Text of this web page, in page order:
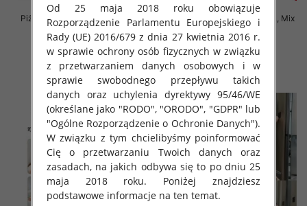
Piżama damska Roz XL-3XL, Mix
kolor Paczka 12 szt
27.00 zł
szczegóły
Piżama damska Roz M/L/XL, Mix
kolor Paczka 12 szt
29.00 zł
szczegóły
Od 25 maja 2018 roku obowiązuje
Rozporządzenie Parlamentu Europejskiego i
Rady (UE) 2016/679 z dnia 27 kwietnia 2016 r.
w sprawie ochrony osób fizycznych w związku
z przetwarzaniem danych osobowych i w
sprawie swobodnego przepływu takich
danych oraz uchylenia dyrektywy 95/46/WE
(określane jako "RODO", "ORODO", "GDPR" lub
"Ogólne Rozporządzenie o Ochronie Danych").
W związku z tym chcielibyśmy poinformować
Cię o przetwarzaniu Twoich danych oraz
zasadach, na jakich odbywa się to po dniu 25
maja 2018 roku. Poniżej znajdziesz
podstawowe informacje na ten temat.